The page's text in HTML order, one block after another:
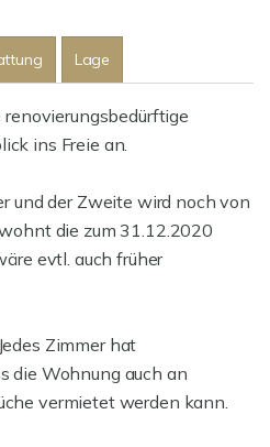
Lage
ins Freie an.
und der Zweite wird noch von
die zum 31.12.2020
evtl. auch früher
Zimmer hat
die Wohnung auch an
vermietet werden kann.